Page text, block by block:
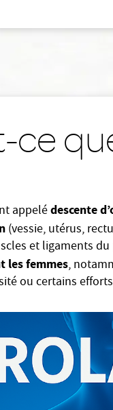
ce
appelédescente
(vessie, utérus,
et ligaments
les femmes,
ou certains